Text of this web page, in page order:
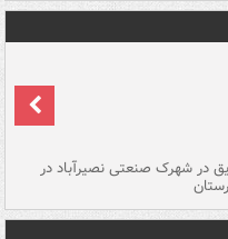
در شهرک صنعتی نصیرآباد در